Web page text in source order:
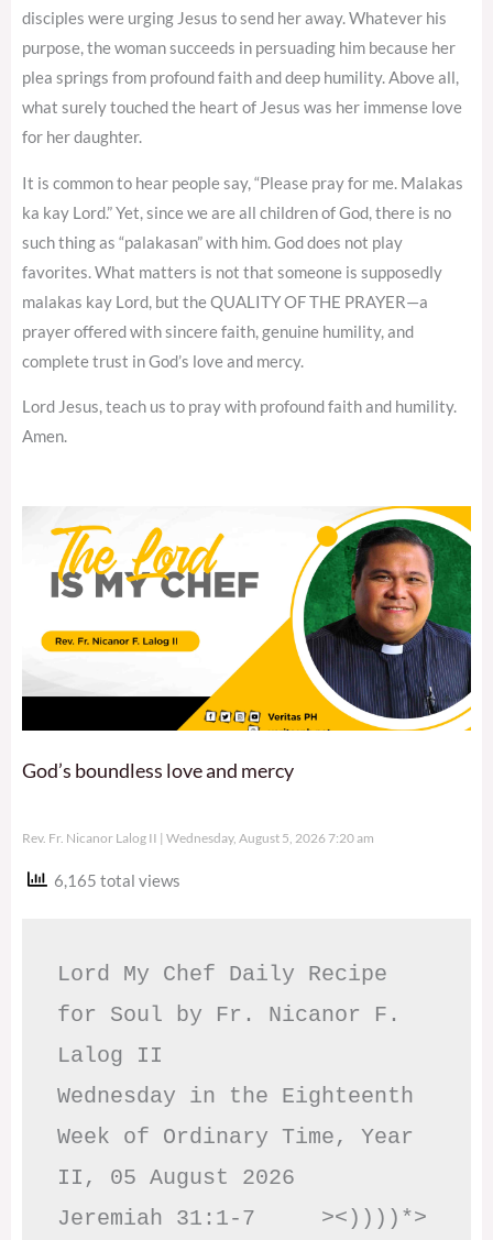
disciples were urging Jesus to send her away. Whatever his
purpose, the woman succeeds in persuading him because her
plea springs from profound faith and deep humility. Above all,
what surely touched the heart of Jesus was her immense love
for her daughter.
It is common to hear people say, “Please pray for me. Malakas
ka kay Lord.” Yet, since we are all children of God, there is no
such thing as “palakasan” with him. God does not play
favorites. What matters is not that someone is supposedly
malakas kay Lord, but the QUALITY OF THE PRAYER—a
prayer offered with sincere faith, genuine humility, and
complete trust in God’s love and mercy.
Lord Jesus, teach us to pray with profound faith and humility.
Amen.
God’s boundless love and mercy
Rev. Fr. Nicanor Lalog II Wednesday, August 5, 2026 7:20 am
6,165 total views
Lord My Chef Daily Recipe
for Soul by Fr. Nicanor F.
Lalog II
Wednesday in the Eighteenth
Week of Ordinary Time, Year
II, 05 August 2026
Jeremiah 31:1-7     ><))))*>